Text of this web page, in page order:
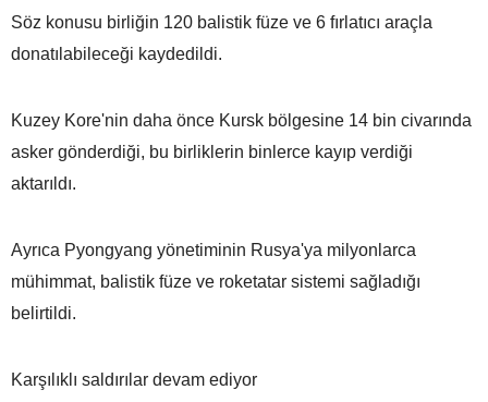
Söz konusu birliğin 120 balistik füze ve 6 fırlatıcı araçla
donatılabileceği kaydedildi.
Kuzey Kore'nin daha önce Kursk bölgesine 14 bin civarında
asker gönderdiği, bu birliklerin binlerce kayıp verdiği
aktarıldı.
Ayrıca Pyongyang yönetiminin Rusya'ya milyonlarca
mühimmat, balistik füze ve roketatar sistemi sağladığı
belirtildi.
Karşılıklı saldırılar devam ediyor